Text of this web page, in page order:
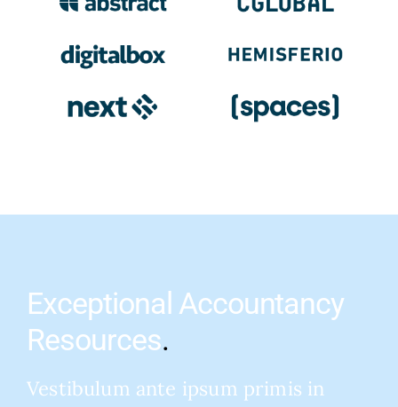
Exceptional Accountancy
Resources.
Vestibulum ante ipsum primis in